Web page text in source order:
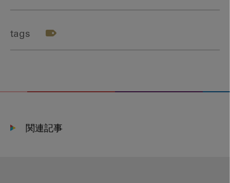
tags
関連記事